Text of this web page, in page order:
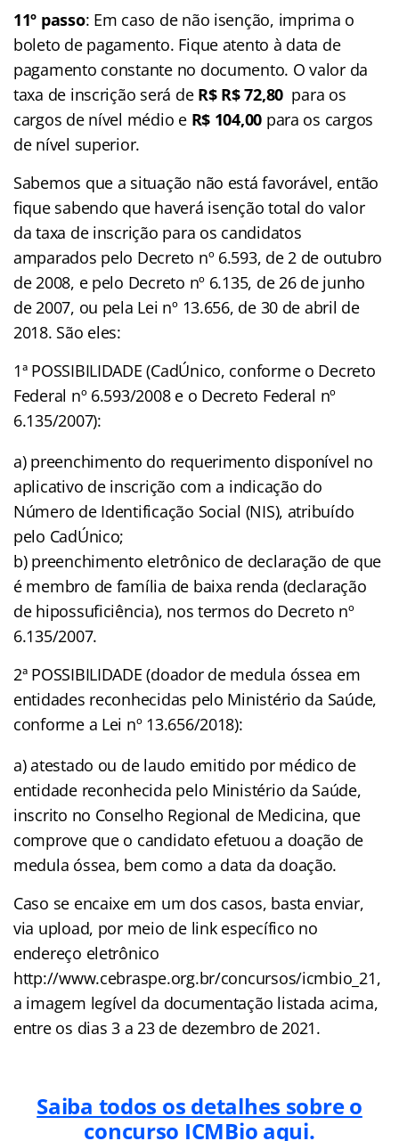
11º passo: Em caso de não isenção, imprima o
boleto de pagamento. Fique atento à data de
pagamento constante no documento. O valor da
taxa de inscrição será de R$ R$ 72,80 para os
cargos de nível médio e R$ 104,00 para os cargos
de nível superior.
Sabemos que a situação não está favorável, então
fique sabendo que haverá isenção total do valor
da taxa de inscrição para os candidatos
amparados pelo Decreto nº 6.593, de 2 de outubro
de 2008, e pelo Decreto nº 6.135, de 26 de junho
de 2007, ou pela Lei nº 13.656, de 30 de abril de
2018. São eles:
1ª POSSIBILIDADE (CadÚnico, conforme o Decreto
Federal nº 6.593/2008 e o Decreto Federal nº
6.135/2007):
a) preenchimento do requerimento disponível no
aplicativo de inscrição com a indicação do
Número de Identificação Social (NIS), atribuído
pelo CadÚnico;
b) preenchimento eletrônico de declaração de que
é membro de família de baixa renda (declaração
de hipossuficiência), nos termos do Decreto nº
6.135/2007.
2ª POSSIBILIDADE (doador de medula óssea em
entidades reconhecidas pelo Ministério da Saúde,
conforme a Lei nº 13.656/2018):
a) atestado ou de laudo emitido por médico de
entidade reconhecida pelo Ministério da Saúde,
inscrito no Conselho Regional de Medicina, que
comprove que o candidato efetuou a doação de
medula óssea, bem como a data da doação.
Caso se encaixe em um dos casos, basta enviar,
via upload, por meio de link específico no
endereço eletrônico
http://www.cebraspe.org.br/concursos/icmbio_21,
a imagem legível da documentação listada acima,
entre os dias 3 a 23 de dezembro de 2021.
Saiba todos os detalhes sobre o
concurso ICMBio aqui.